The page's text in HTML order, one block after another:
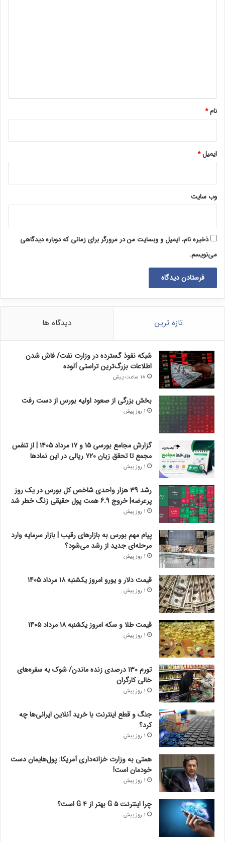
نام*
ایمیل*
وب‌ سایت
ذخیره نام، ایمیل و وبسایت من در مرورگر برای زمانی که دوباره دیدگاهی
می‌نویسم.
تازه ترین دیدگاه ها
شبکه نفوذ گسترده در وزارت نفت/ فاش شدن
اطلاعات بزرگ‌ترین تراستی‌ آلوده
18 ساعت پیش
بخش بزرگی از صعود اولیه بورس از دست رفت
1 روز پیش
گزارش مجامع بورسی ۱۵ و ۱۷ مرداد ۱۴۰۵ | از تنفس
مجمع تا تحقق زیان ۷۲۰ ریالی در این نماد‌ها
1 روز پیش
رشد 39 هزار واحدی شاخص کل بورس در یک روز
پرعرضه| خروج 6.9 همت پول حقیقی زنگ خطر شد
1 روز پیش
پیام مهم بورس به بازارهای رقیب | بازار سرمایه وارد
مرحله‌ای جدید از رشد می‌شود؟
1 روز پیش
قیمت دلار و یورو امروز یکشنبه ۱۸ مرداد ۱۴۰۵
1 روز پیش
قیمت طلا و سکه امروز یکشنبه ۱۸ مرداد ۱۴۰۵
1 روز پیش
تورم ۱۳۰ درصدی زنده ماندن/ شوک به سفره‌های
خالی کارگران
1 روز پیش
جنگ و قطع اینترنت با خرید آنلاین ایرانی‌ها چه
کرد؟
1 روز پیش
همتی به وزارت خزانه‌داری آمریکا: پول‌هایمان دست
خودمان است!
1 روز پیش
چرا اینترنت ۵ G بهتر از ۴ G است؟
1 روز پیش